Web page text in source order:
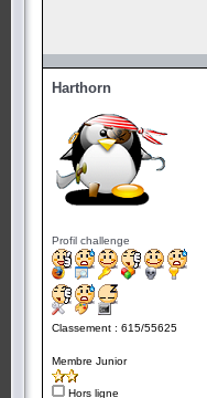
Harthorn
Profil challenge
Classement : 615/55625
Membre Junior
Hors ligne